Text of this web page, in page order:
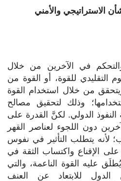
الاستراتيجي والأمني
في الآخرين من خلال
التقليدي للقوة، أو القوة من
من خلال استخدام القوة
وذلك لتحقيق مصالح
الدولي. لكنَّ القدرة على
دون اللجوء لعناصر القهر
لأنه يتطلب التأثير في نفوس
الإقناع واكتساب الثقة في
عليه القوة الناعمة، والتي
للابتعاد عن العنف